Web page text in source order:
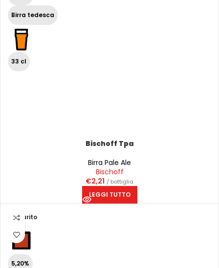
Birra tedesca
33 cl
Bischoff Tpa
Birra Pale Ale
Bischoff
€2,21 / bottiglia
LEGGI TUTTO
Esaurito
5,20%